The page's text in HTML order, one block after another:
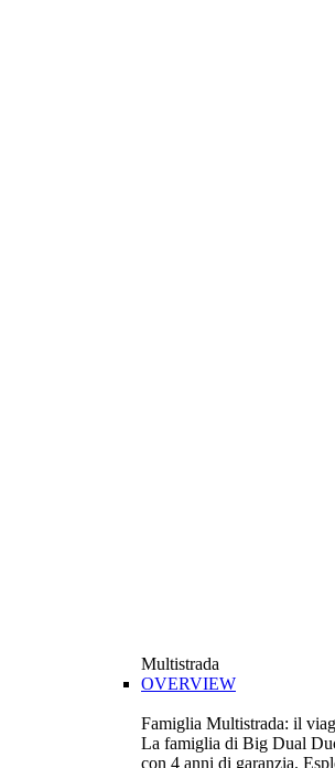
Multistrada
OVERVIEW
Famiglia Multistrada: il
La famiglia di Big Dual
con 4 anni di garanzia.